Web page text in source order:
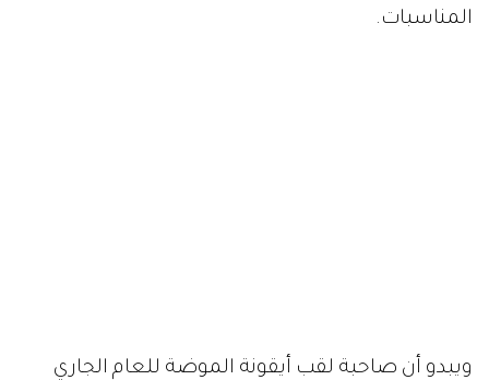
المناسبات.
ويبدو أن صاحبة لقب أيقونة الموضة للعام الجاري